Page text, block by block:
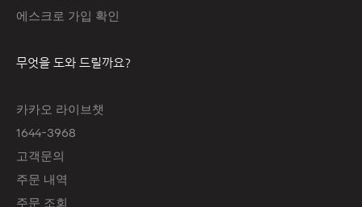
에스크로 가입 확인
무엇을 도와 드릴까요?
카카오 라이브챗
1644-3968
고객문의
주문 내역
주문 조회